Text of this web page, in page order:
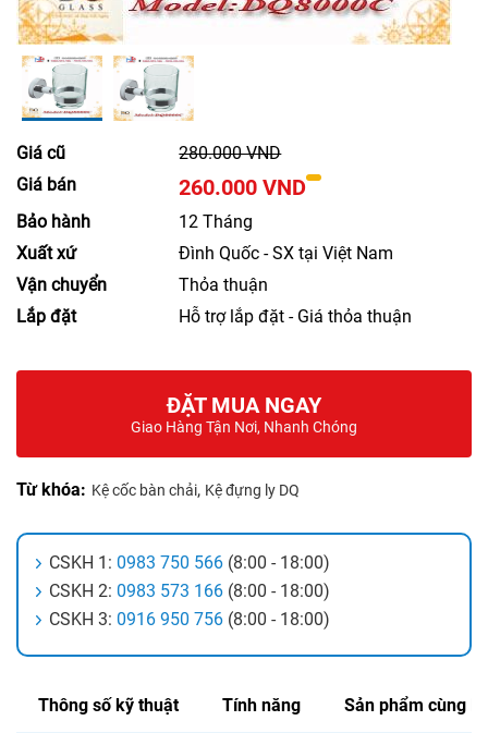
Giá cũ
280.000 VND
Giá bán
260.000 VND
Bảo hành
12 Tháng
Xuất xứ
Đình Quốc - SX tại Việt Nam
Vận chuyển
Thỏa thuận
Lắp đặt
Hỗ trợ lắp đặt - Giá thỏa thuận
ĐẶT MUA NGAY
Giao Hàng Tận Nơi, Nhanh Chóng
Từ khóa: Kệ cốc bàn chải, Kệ đựng ly DQ
CSKH 1: 0983 750 566 (8:00 - 18:00)
CSKH 2: 0983 573 166 (8:00 - 18:00)
CSKH 3: 0916 950 756 (8:00 - 18:00)
Thông số kỹ thuật Tính năng Sản phẩm cùng